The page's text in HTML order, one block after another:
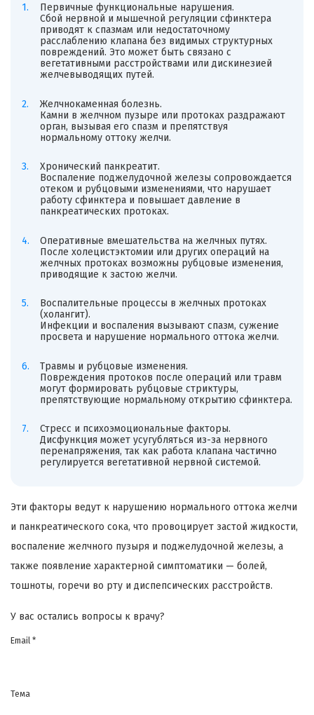
Первичные функциональные нарушения.
Сбой нервной и мышечной регуляции сфинктера
приводят к спазмам или недостаточному
расслаблению клапана без видимых структурных
повреждений. Это может быть связано с
вегетативными расстройствами или дискинезией
желчевыводящих путей.
Желчнокаменная болезнь.
Камни в желчном пузыре или протоках раздражают
орган, вызывая его спазм и препятствуя
нормальному оттоку желчи.
Хронический панкреатит.
Воспаление поджелудочной железы сопровождается
отеком и рубцовыми изменениями, что нарушает
работу сфинктера и повышает давление в
панкреатических протоках.
Оперативные вмешательства на желчных путях.
После холецистэктомии или других операций на
желчных протоках возможны рубцовые изменения,
приводящие к застою желчи.
Воспалительные процессы в желчных протоках
(холангит).
Инфекции и воспаления вызывают спазм, сужение
просвета и нарушение нормального оттока желчи.
Травмы и рубцовые изменения.
Повреждения протоков после операций или травм
могут формировать рубцовые стриктуры,
препятствующие нормальному открытию сфинктера.
Стресс и психоэмоциональные факторы.
Дисфункция может усугубляться из-за нервного
перенапряжения, так как работа клапана частично
регулируется вегетативной нервной системой.
Эти факторы ведут к нарушению нормального оттока желчи
и панкреатического сока, что провоцирует застой жидкости,
воспаление желчного пузыря и поджелудочной железы, а
также появление характерной симптоматики — болей,
тошноты, горечи во рту и диспепсических расстройств.
У вас остались вопросы к врачу?
Email *
Тема